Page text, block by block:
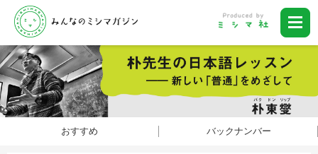
おすすめ バックナンバー